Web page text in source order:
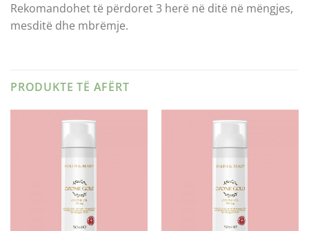
Rekomandohet të përdoret 3 herë në ditë në mëngjes,
mesditë dhe mbrëmje.
PRODUKTE TË AFËRT